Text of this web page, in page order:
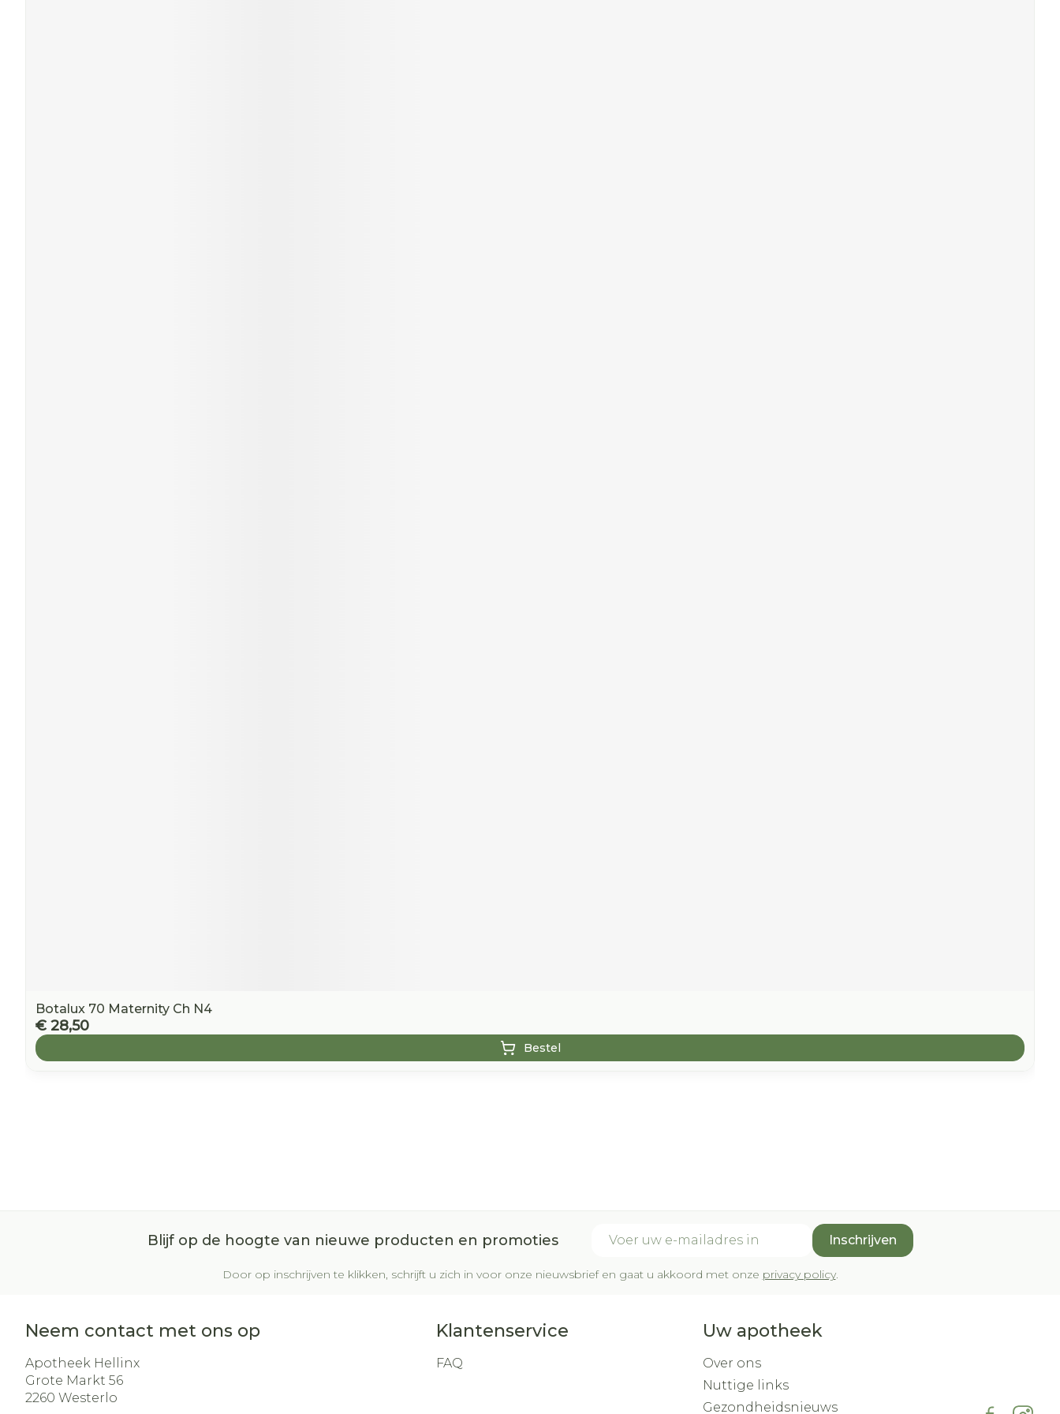
Botalux 70 Maternity Ch N4
€ 28,50
Bestel
Blijf op de hoogte van nieuwe producten en promoties Inschrijven
Door op inschrijven te klikken, schrijft u zich in voor onze nieuwsbrief en gaat u akkoord met onze privacy policy.
Neem contact met ons op
Apotheek Hellinx
Grote Markt 56
2260 Westerlo
Klantenservice
FAQ
Uw apotheek
Over ons
Nuttige links
Gezondheidsnieuws